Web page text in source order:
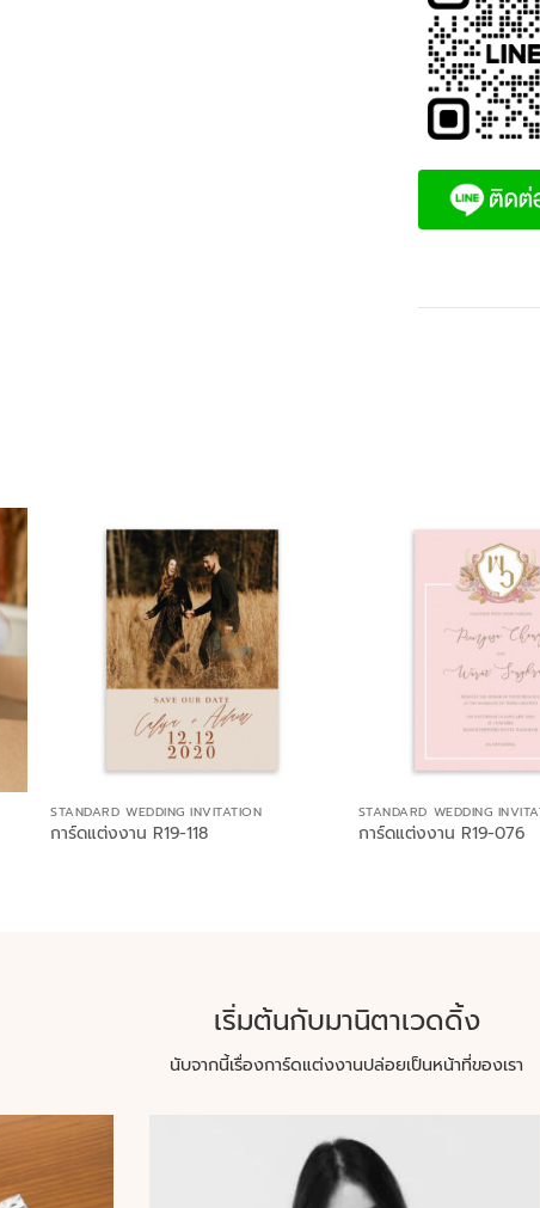
STANDARD WEDDING INVITATION
การ์ดแต่งงาน R19-118
STANDARD WEDDING
การ์ดแต่งงาน R19-076
เริ่มต้นกับมานิตาเวดดิ้ง
นับจากนี้เรื่องการ์ดแต่งงานปล่อยเป็นหน้าที่ของเรา